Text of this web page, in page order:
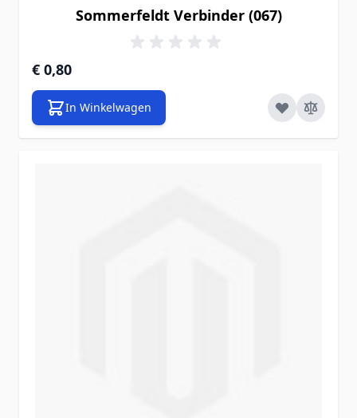
Sommerfeldt Verbinder (067)
€ 0,80
In Winkelwagen